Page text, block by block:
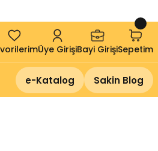
Üye GirişiBayi GirişiSepetim
e-Katalog Sakin Blog